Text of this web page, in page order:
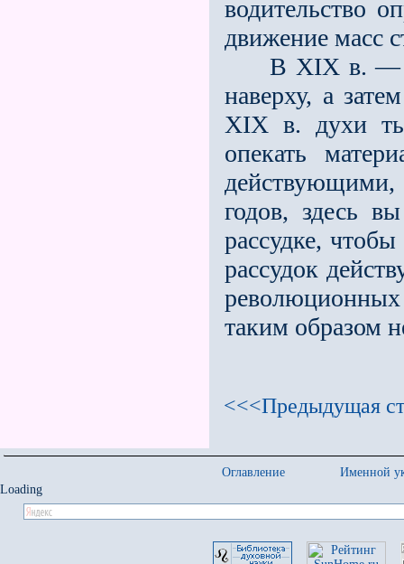
водительство
движение масс
В XIX в. —
наверху, а
XIX в. духи
опекать
годов, здесь
рассудке,
рассудок
революционных
таким образом
<<<Предыдущая
Оглавление
Именной
Loading